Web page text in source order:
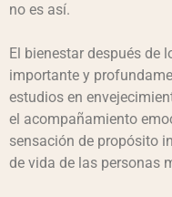
no es así.
El bienestar después de
importante y
estudios en
el acompañamiento
sensación de propósito
de vida de las personas